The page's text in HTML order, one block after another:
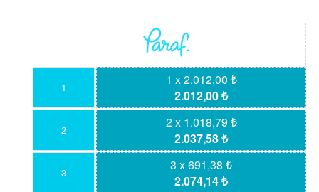
1
1 x 2.012,00 ₺
2.012,00 ₺
2
2 x 1.018,79 ₺
2.037,58 ₺
3
3 x 691,38 ₺
2.074,14 ₺